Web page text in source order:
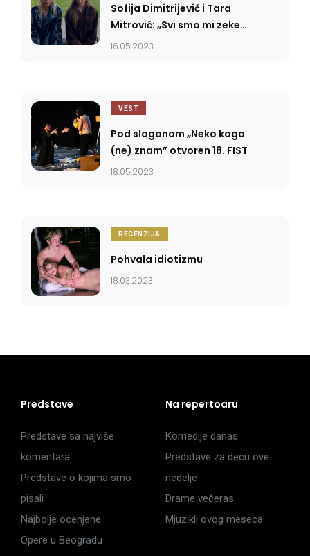
Sofija Dimitrijević i Tara
Mitrović: „Svi smo mi zeke,
ali nismo svi skakači”
16.05.2023
VEST
Pod sloganom „Neko koga
(ne) znam” otvoren 18. FIST
18.05.2023
RECENZIJA
Pohvala idiotizmu
18.03.2023
Predstave
Predstave sa najviše
komentara
Predstave o kojima smo
pisali
Najbolje ocenjene
Opere u Beogradu
Na repertoaru
Komedije danas
Predstave za decu ove
nedelje
Drame večeras
Mjuzikli ovog meseca